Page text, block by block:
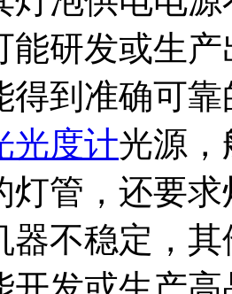
能研发或生
得到准确可
光度计光源
灯管，还要
器不稳定，